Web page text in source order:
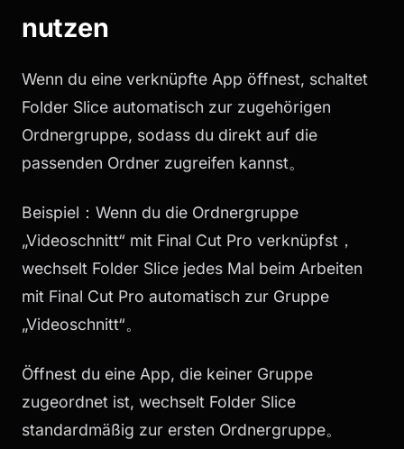
nutzen
Wenn du eine verknüpfte App öffnest, schaltet
Folder Slice automatisch zur zugehörigen
Ordnergruppe, sodass du direkt auf die
passenden Ordner zugreifen kannst。
Beispiel：Wenn du die Ordnergruppe
„Videoschnitt“ mit Final Cut Pro verknüpfst，
wechselt Folder Slice jedes Mal beim Arbeiten
mit Final Cut Pro automatisch zur Gruppe
„Videoschnitt“。
Öffnest du eine App, die keiner Gruppe
zugeordnet ist, wechselt Folder Slice
standardmäßig zur ersten Ordnergruppe。